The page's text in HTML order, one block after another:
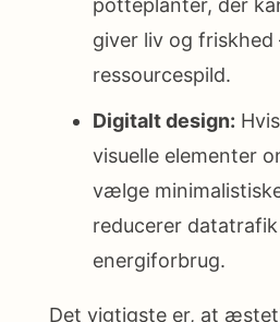
giver liv og friskhed
ressourcespild.
Digitalt design:
visuelle elementer
vælge
reducerer
energiforbrug.
Det vigtigste er, at